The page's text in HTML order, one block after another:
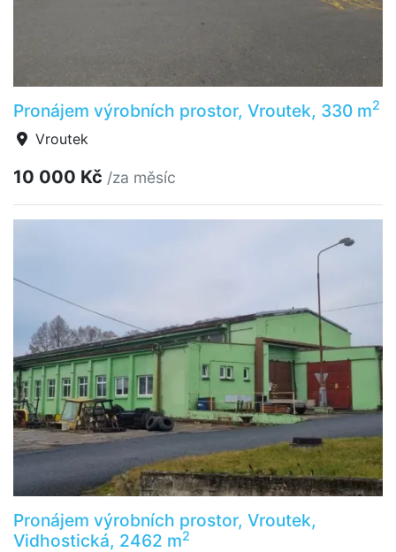
Pronájem výrobních prostor, Vroutek, 330 m2
Vroutek
10 000 Kč /za měsíc
Pronájem výrobních prostor, Vroutek,
Vidhostická, 2462 m2